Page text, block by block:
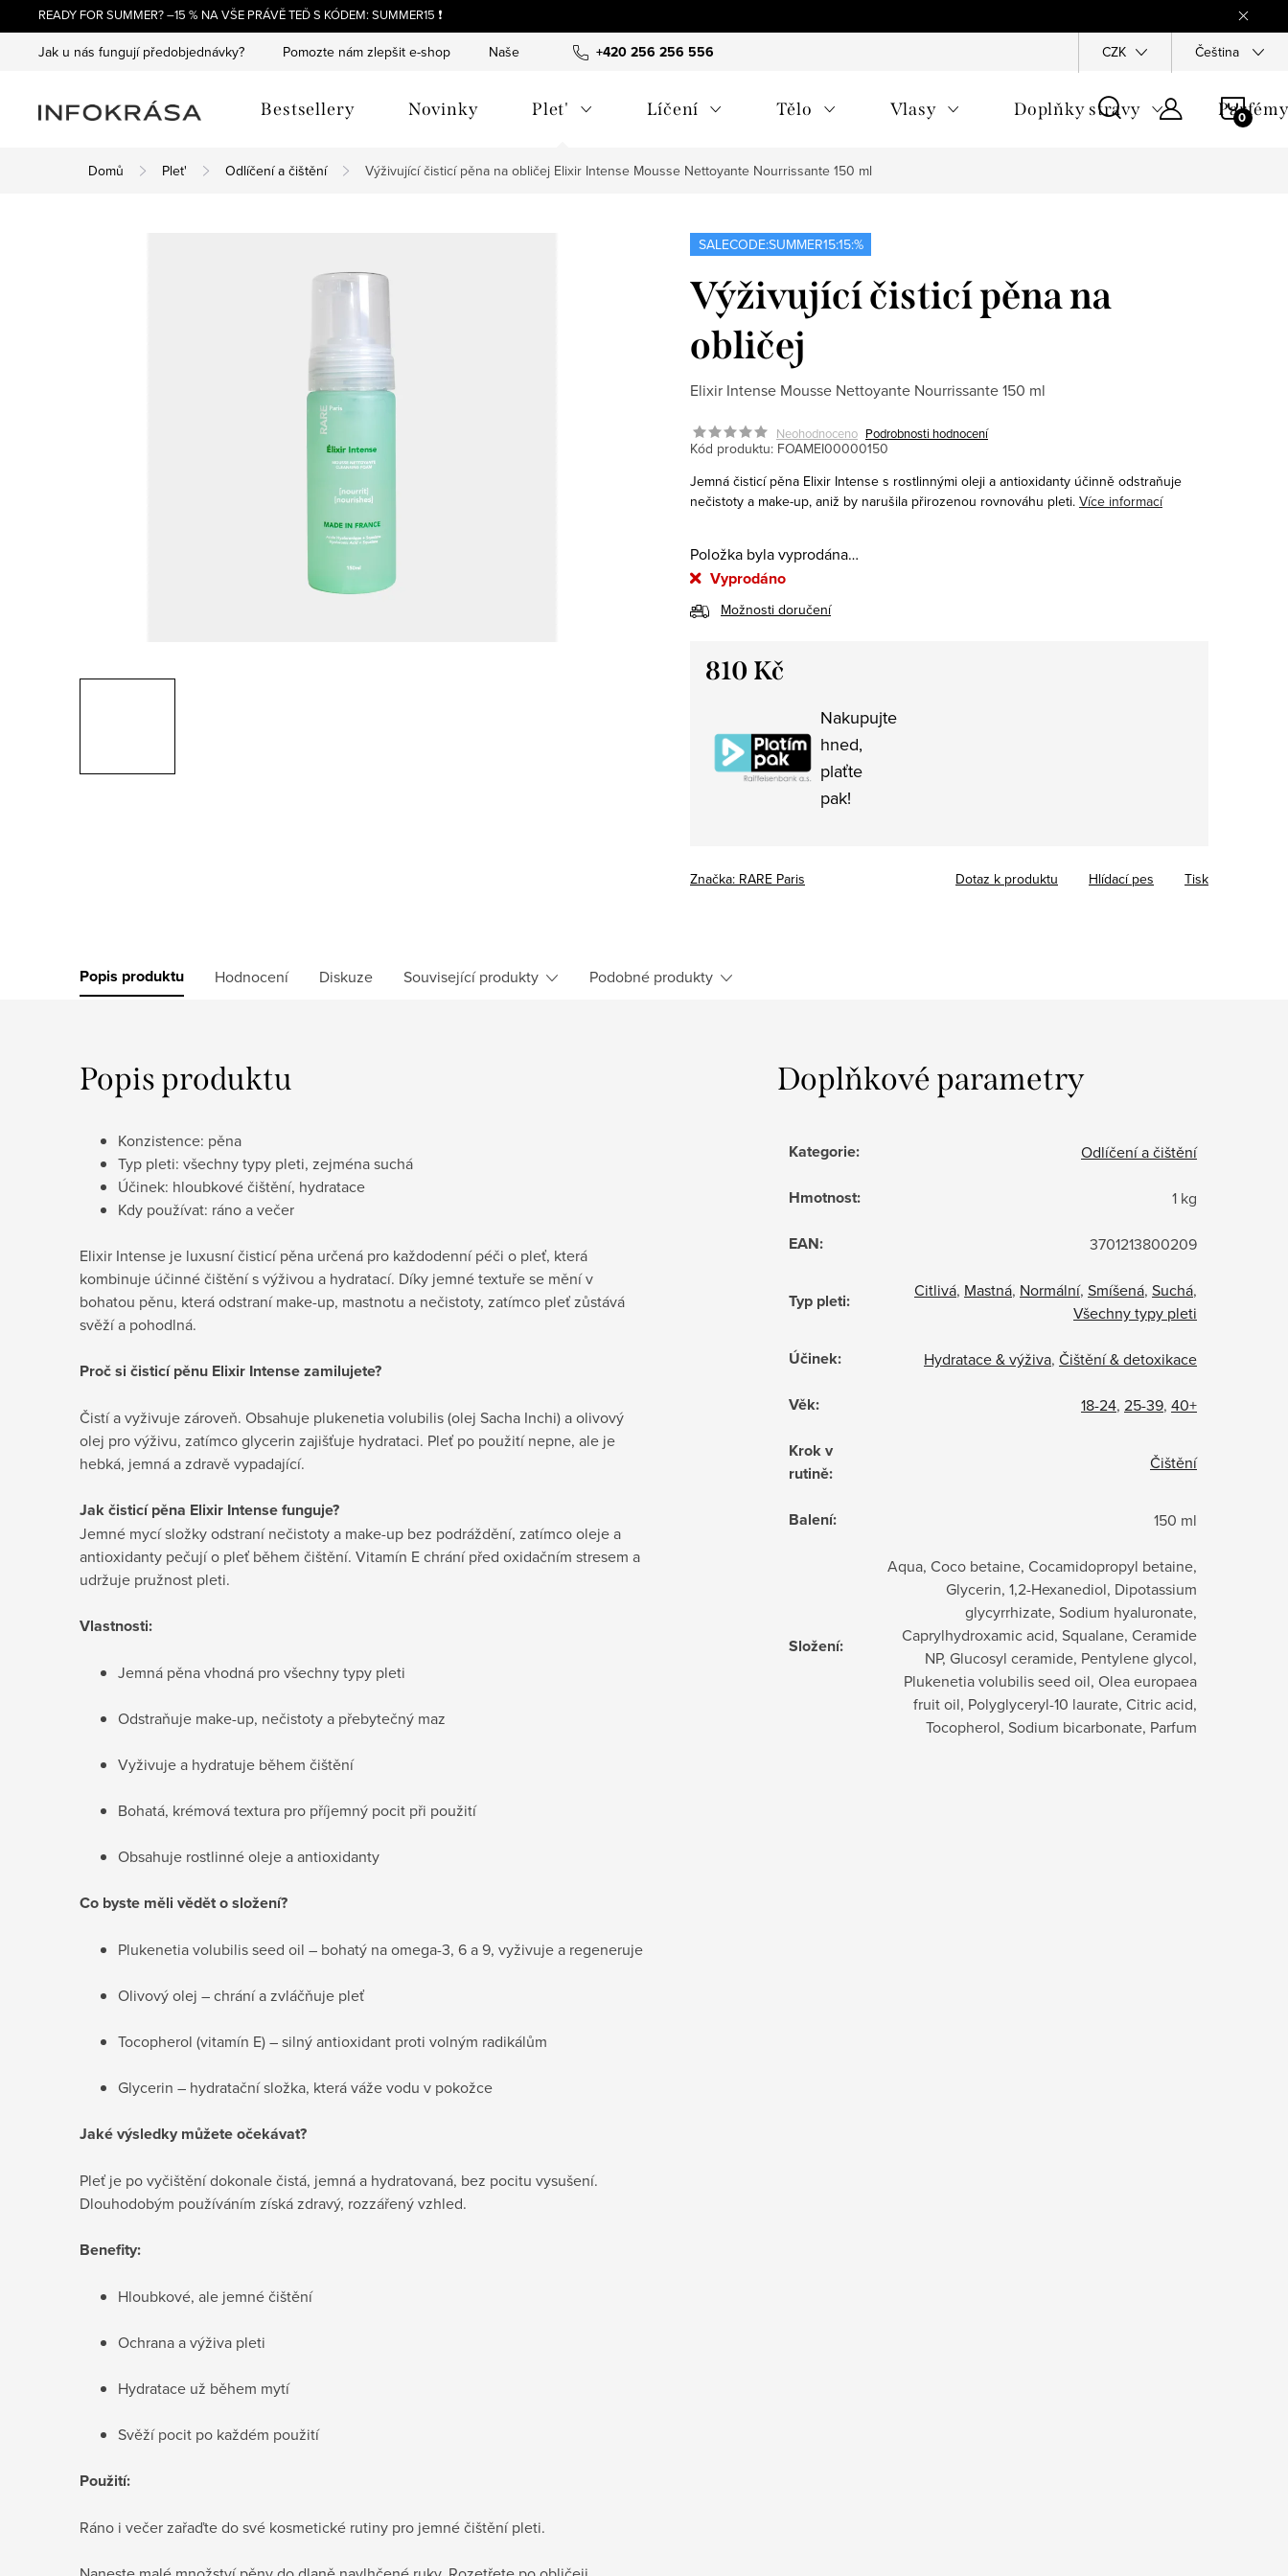
na
obsah
READY FOR SUMMER? –15 % NA VŠE PRÁVĚ TEĎ S KÓDEM: SUMMER15 ❗
+420 256 256 556
Jak u nás fungují předobjednávky? Pomozte nám zlepšit e-shop Naše tipy a příběhy O nás Ochrana osobních údajů Všeobecné
CZK Čeština
Bestsellery Novinky Plet' Líčení Tělo Vlasy Doplňky stravy Parfémy
Domů Plet' Odlíčení a čištění Výživující čisticí pěna na obličej Elixir Intense Mousse Nettoyante Nourrissante 150 ml
SALECODE:SUMMER15:15:%
Výživující čisticí pěna na
obličej
Elixir Intense Mousse Nettoyante Nourrissante 150 ml
Neohodnoceno Podrobnosti hodnocení
Kód produktu: FOAMEI00000150
Jemná čisticí pěna Elixir Intense s rostlinnými oleji a antioxidanty účinně odstraňuje
nečistoty a make-up, aniž by narušila přirozenou rovnováhu pleti. Více informací
Položka byla vyprodána…
Vyprodáno
Možnosti doručení
810 Kč
Nakupujte
hned,
plaťte
pak!
Značka: RARE Paris Tisk
Dotaz k produktu Hlídací pes
Popis produktu Hodnocení Diskuze Související produkty Podobné produkty
Popis produktu
Konzistence: pěna
Typ pleti: všechny typy pleti, zejména suchá
Účinek: hloubkové čištění, hydratace
Kdy používat: ráno a večer
Elixir Intense je luxusní čisticí pěna určená pro každodenní péči o pleť, která
kombinuje účinné čištění s výživou a hydratací. Díky jemné textuře se mění v
bohatou pěnu, která odstraní make-up, mastnotu a nečistoty, zatímco pleť zůstává
svěží a pohodlná.
Proč si čisticí pěnu Elixir Intense zamilujete?
Čistí a vyživuje zároveň. Obsahuje plukenetia volubilis (olej Sacha Inchi) a olivový
olej pro výživu, zatímco glycerin zajišťuje hydrataci. Pleť po použití nepne, ale je
hebká, jemná a zdravě vypadající.
Jakčisticí pěna Elixir Intense funguje?
Jemné mycí složky odstraní nečistoty a make-up bez podráždění, zatímco oleje a
antioxidanty pečují o pleť během čištění. Vitamín E chrání před oxidačním stresem a
udržuje pružnost pleti.
Vlastnosti:
Jemná pěna vhodná pro všechny typy pleti
Odstraňuje make-up, nečistoty a přebytečný maz
Vyživuje a hydratuje během čištění
Bohatá, krémová textura pro příjemný pocit při použití
Obsahuje rostlinné oleje a antioxidanty
Co byste měli vědět o složení?
Plukenetia volubilis seed oil – bohatý na omega-3, 6 a 9, vyživuje a regeneruje
Olivový olej – chrání a zvláčňuje pleť
Tocopherol (vitamín E) – silný antioxidant proti volným radikálům
Glycerin – hydratační složka, která váže vodu v pokožce
Jaké výsledky můžete očekávat?
Pleť je po vyčištění dokonale čistá, jemná a hydratovaná, bez pocitu vysušení.
Dlouhodobým používáním získá zdravý, rozzářený vzhled.
Benefity:
Hloubkové, ale jemné čištění
Ochrana a výživa pleti
Hydratace už během mytí
Svěží pocit po každém použití
Použití:
Ráno i večer zařaďte do své kosmetické rutiny pro jemné čištění pleti.
Doplňkové parametry
Kategorie: Odlíčení a čištění
Hmotnost: 1 kg
EAN: 3701213800209
Typ pleti: Citlivá, Mastná, Normální, Smíšená, Suchá,
Všechny typy pleti
Účinek: Hydratace & výživa, Čištění & detoxikace
Věk: 18-24, 25-39, 40+
Krok v
rutině: Čištění
Balení: 150 ml
Složení:
Aqua, Coco betaine, Cocamidopropyl betaine,
Glycerin, 1,2-Hexanediol, Dipotassium
glycyrrhizate, Sodium hyaluronate,
Caprylhydroxamic acid, Squalane, Ceramide
NP, Glucosyl ceramide, Pentylene glycol,
Plukenetia volubilis seed oil, Olea europaea
fruit oil, Polyglyceryl-10 laurate, Citric acid,
Tocopherol, Sodium bicarbonate, Parfum